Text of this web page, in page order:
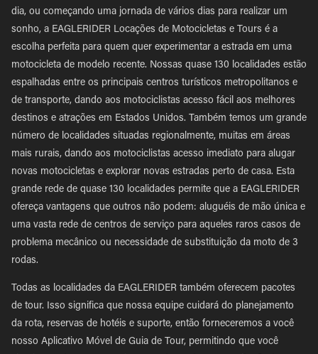
dia, ou começando uma jornada de vários dias para realizar um
sonho, a EAGLERIDER Locações de Motocicletas e Tours é a
escolha perfeita para quem quer experimentar a estrada em uma
motocicleta de modelo recente. Nossas quase 130 localidades estão
espalhadas entre os principais centros turísticos metropolitanos e
de transporte, dando aos motociclistas acesso fácil aos melhores
destinos e atrações em Estados Unidos. Também temos um grande
número de localidades situadas regionalmente, muitas em áreas
mais rurais, dando aos motociclistas acesso imediato para alugar
novas motocicletas e explorar novas estradas perto de casa. Esta
grande rede de quase 130 localidades permite que a EAGLERIDER
ofereça vantagens que outros não podem: aluguéis de mão única e
uma vasta rede de centros de serviço para aqueles raros casos de
problema mecânico ou necessidade de substituição da moto de 3
rodas.
Todas as localidades da EAGLERIDER também oferecem pacotes
de tour. Isso significa que nossa equipe cuidará do planejamento
da rota, reservas de hotéis e suporte, então forneceremos a você
nosso Aplicativo Móvel de Guia de Tour, permitindo que você